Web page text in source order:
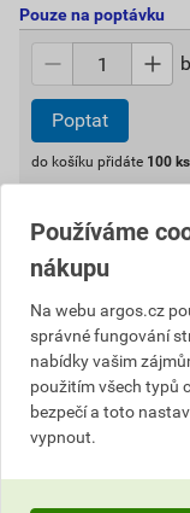
Pouze na poptávku
Poptat
do košíku přidáte 100 ks
1 681,85 Kč celkem s
Používáme
nákupu
Na webu argos.cz
správné fungování
nabídky vašim
použitím všech typů
bezpečí a toto
vypnout.